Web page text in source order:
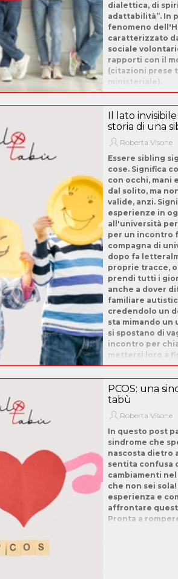
dialettica, di
adattabilità”. In
fenomeno
caratterizzato
sociale
rapporti con il
(citazioni prese
ministeriale).
Il lato
storia di una
Roberta Visone
Essere sibling
cose. Significa
con occhi, mani
dal solito, ma
valide, anzi.
esperienze in
all'università
per un incontro
compagna di
dopo fa
proprie tracce,
prendi tutti i
anche a dover
familiare
credendolo un
sta mimando un
si spostano di
incontro per
mettersi loro a
PCOS: una
tabù
Roberta Visone
In questo post
sindrome che
nascosta dietro
sentita confusa
cambiamenti
che non sei
esperienza e
affrontare
Pronta a